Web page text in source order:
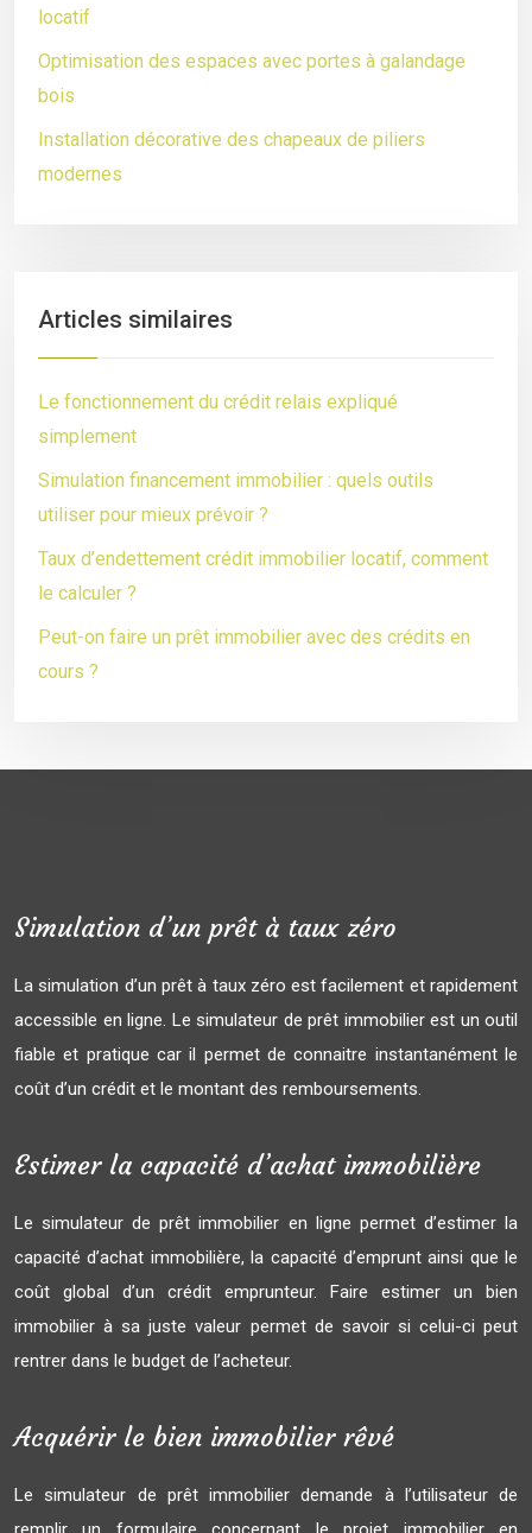
locatif
Optimisation des espaces avec portes à galandage
bois
Installation décorative des chapeaux de piliers
modernes
Articles similaires
Le fonctionnement du crédit relais expliqué
simplement
Simulation financement immobilier : quels outils
utiliser pour mieux prévoir ?
Taux d’endettement crédit immobilier locatif, comment
le calculer ?
Peut-on faire un prêt immobilier avec des crédits en
cours ?
Simulation d’un prêt à taux zéro
La simulation d’un prêt à taux zéro est facilement et rapidement
accessible en ligne. Le simulateur de prêt immobilier est un outil
fiable et pratique car il permet de connaitre instantanément le
coût d’un crédit et le montant des remboursements.
Estimer la capacité d’achat immobilière
Le simulateur de prêt immobilier en ligne permet d’estimer la
capacité d’achat immobilière, la capacité d’emprunt ainsi que le
coût global d’un crédit emprunteur. Faire estimer un bien
immobilier à sa juste valeur permet de savoir si celui-ci peut
rentrer dans le budget de l’acheteur.
Acquérir le bien immobilier rêvé
Le simulateur de prêt immobilier demande à l’utilisateur de